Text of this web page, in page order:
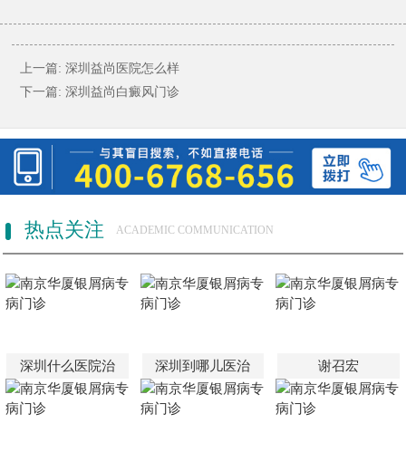
上一篇: 深圳益尚医院怎么样
下一篇: 深圳益尚白癜风门诊
热点关注 ACADEMIC COMMUNICATION
深圳什么医院治 深圳到哪儿医治 谢召宏